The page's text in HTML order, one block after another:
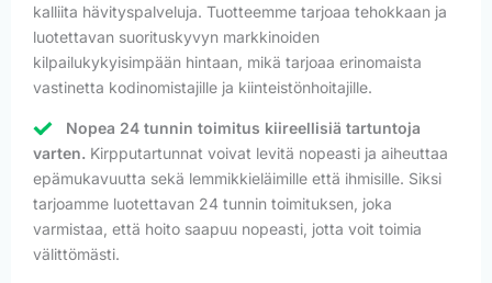
kalliita hävityspalveluja. Tuotteemme tarjoaa tehokkaan ja
luotettavan suorituskyvyn markkinoiden
kilpailukykyisimpään hintaan, mikä tarjoaa erinomaista
vastinetta kodinomistajille ja kiinteistönhoitajille.
Nopea 24 tunnin toimitus kiireellisiä tartuntoja
varten. Kirpputartunnat voivat levitä nopeasti ja aiheuttaa
epämukavuutta sekä lemmikkieläimille että ihmisille. Siksi
tarjoamme luotettavan 24 tunnin toimituksen, joka
varmistaa, että hoito saapuu nopeasti, jotta voit toimia
välittömästi.